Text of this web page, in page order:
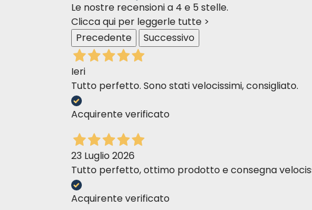
Le nostre recensioni a 4 e 5 stelle.
Clicca qui per leggerle tutte >
Precedente
Successivo
Ieri
Tutto perfetto. Sono stati velocissimi, consigliato.
Acquirente verificato
23 Luglio 2026
Tutto perfetto, ottimo prodotto e consegna
Acquirente verificato